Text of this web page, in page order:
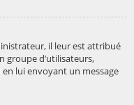
il leur est attribué
groupe d’utilisateurs,
lui envoyant un message